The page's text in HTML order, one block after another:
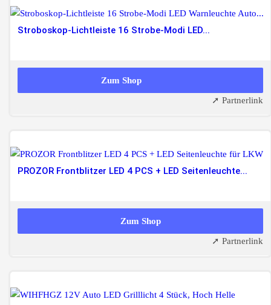
Stroboskop-Lichtleiste 16 Strobe-Modi LED...
Zum Shop
➚ Partnerlink
PROZOR Frontblitzer LED 4 PCS + LED Seitenleuchte...
Zum Shop
➚ Partnerlink